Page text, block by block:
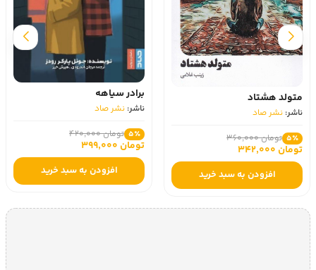
متولد هشتاد
ناشر: نشر صاد
5٪ تومان 360,000
تومان 342,000
افزودن به سبد خرید
برادر سیاهه
ناشر: نشر صاد
5٪ تومان 420,000
تومان 399,000
افزودن به سبد خرید